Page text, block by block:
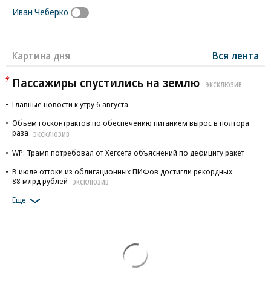
Иван Чеберко
Картина дня Вся лента
Пассажиры спустились на землю ЭКСКЛЮЗИВ
Главные новости к утру 6 августа
Объем госконтрактов по обеспечению питанием вырос в полтора
раза
ЭКСКЛЮЗИВ
WP: Трамп потребовал от Хегсета объяснений по дефициту ракет
В июле оттоки из облигационных ПИФов достигли рекордных
88 млрд рублей
ЭКСКЛЮЗИВ
Еще